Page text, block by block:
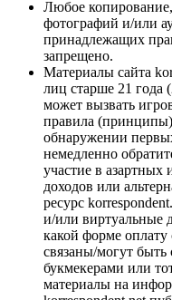
Любое
фотографий и/или
принадлежащих
запрещено.
Материалы сайта
лиц старше 21 года
может вызвать
правила
обнаружении
немедленно
участие в азартных
доходов или
ресурс
и/или виртуальные
какой форме оплату
связаны/могут
букмекерами или
материалы на